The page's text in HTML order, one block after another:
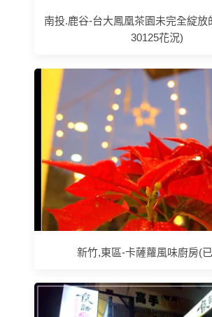
南投.鹿谷-台大鳳凰茶園未完全綻放
30125花況)
新竹,東區-卡薩蘿風味廚房(